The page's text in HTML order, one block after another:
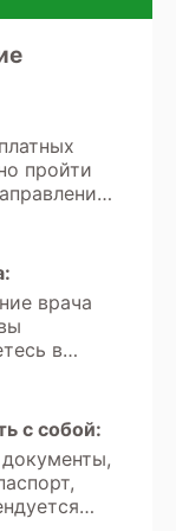
пройти
врача
в
хотите
для
как в
с собой: